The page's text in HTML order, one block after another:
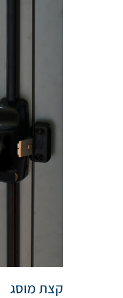
קצת מוסג